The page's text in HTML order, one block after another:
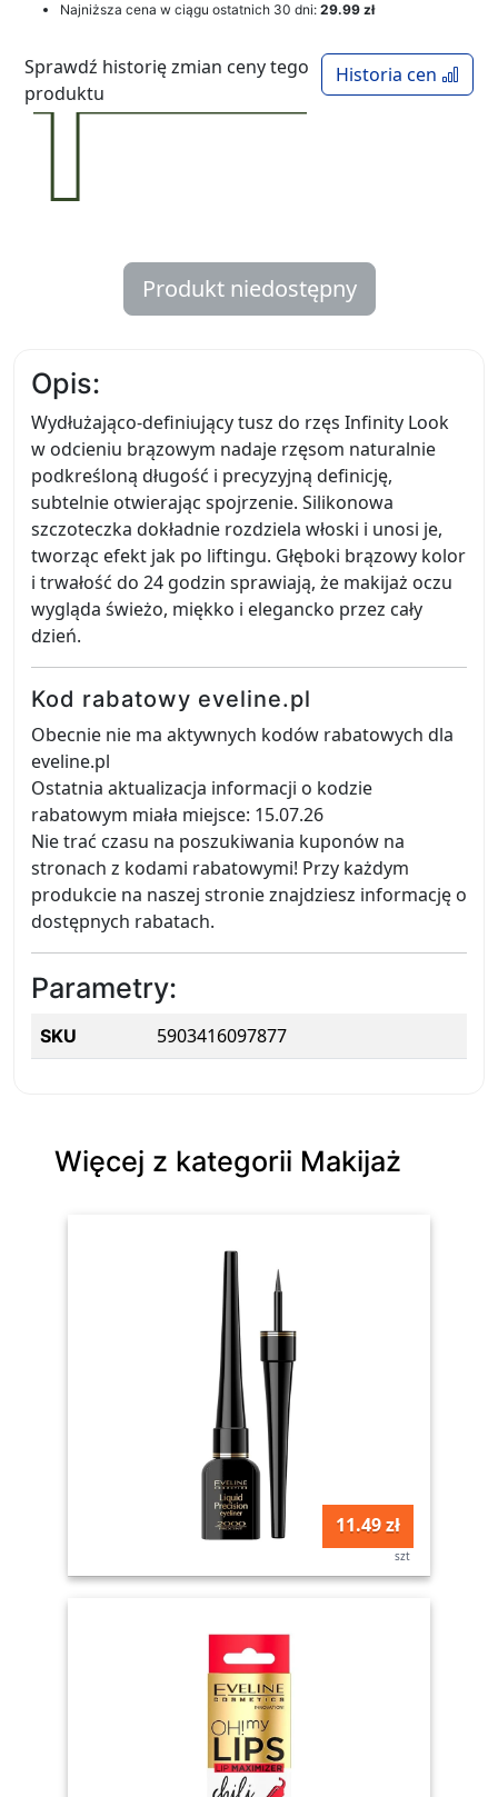
Najniższa cena w ciągu ostatnich 30 dni: 29.99 zł
Historia cen
Sprawdź historię zmian ceny tego
produktu
Produkt niedostępny
Opis:
Wydłużająco-definiujący tusz do rzęs Infinity Look
w odcieniu brązowym nadaje rzęsom naturalnie
podkreśloną długość i precyzyjną definicję,
subtelnie otwierając spojrzenie. Silikonowa
szczoteczka dokładnie rozdziela włoski i unosi je,
tworząc efekt jak po liftingu. Głęboki brązowy kolor
i trwałość do 24 godzin sprawiają, że makijaż oczu
wygląda świeżo, miękko i elegancko przez cały
dzień.
Kod rabatowy eveline.pl
Obecnie nie ma aktywnych kodów rabatowych dla
eveline.pl
Ostatnia aktualizacja informacji o kodzie
rabatowym miała miejsce: 15.07.26
Nie trać czasu na poszukiwania kuponów na
stronach z kodami rabatowymi! Przy każdym
produkcie na naszej stronie znajdziesz informację o
dostępnych rabatach.
Parametry:
SKU 5903416097877
Więcej z kategorii Makijaż
11.49 zł
szt